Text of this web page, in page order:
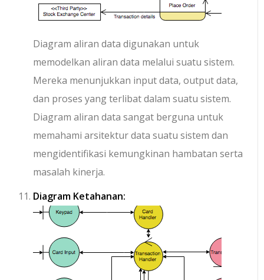
Diagram aliran data digunakan untuk
memodelkan aliran data melalui suatu sistem.
Mereka menunjukkan input data, output data,
dan proses yang terlibat dalam suatu sistem.
Diagram aliran data sangat berguna untuk
memahami arsitektur data suatu sistem dan
mengidentifikasi kemungkinan hambatan serta
masalah kinerja.
Diagram Ketahanan: